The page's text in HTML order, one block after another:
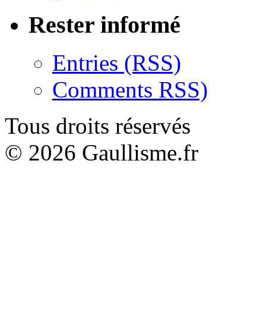
Rester informé
Entries (RSS)
Comments RSS)
Tous droits réservés
© 2026 Gaullisme.fr